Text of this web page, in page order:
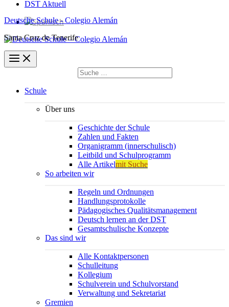
DST Aktuell
Deutsche Schule - Colegio Alemán
Santa Cruz de Tenerife
Suchen
nach:
Schule
Über uns
Geschichte der Schule
Zahlen und Fakten
Organigramm (innerschulisch)
Leitbild und Schulprogramm
Alle Artikelmit Suche
So arbeiten wir
Regeln und Ordnungen
Handlungsprotokolle
Pädagogisches Qualitätsmanagement
Deutsch lernen an der DST
Gesamtschulische Konzepte
Das sind wir
Alle Kontaktpersonen
Schulleitung
Kollegium
Schulverein und Schulvorstand
Verwaltung und Sekretariat
Gremien